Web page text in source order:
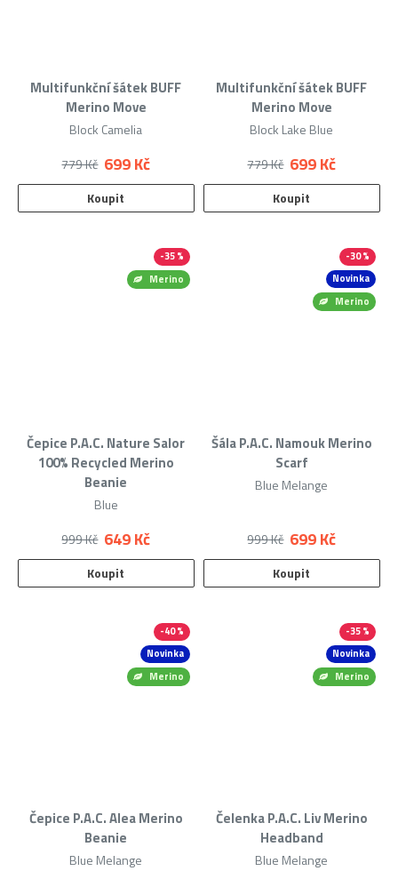
Multifunkční šátek BUFF
Merino Move
Block Camelia
699 Kč
779 Kč
Koupit
Multifunkční šátek BUFF
Merino Move
Block Lake Blue
699 Kč
779 Kč
Koupit
Merino
-35 %
Čepice P.A.C. Nature Salor
100% Recycled Merino
Beanie
Blue
649 Kč
999 Kč
Koupit
Novinka
Merino
-30 %
Šála P.A.C. Namouk Merino
Scarf
Blue Melange
699 Kč
999 Kč
Koupit
Novinka
Merino
-40 %
Čepice P.A.C. Alea Merino
Beanie
Blue Melange
Novinka
Merino
-35 %
Čelenka P.A.C. Liv Merino
Headband
Blue Melange